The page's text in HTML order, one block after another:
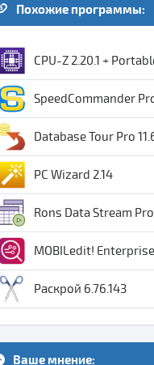
Похожие программы:
CPU-Z 2.20.1 +
SpeedCommander
Database Tour Pro
PC Wizard 2.14
Rons Data Stream Pro
MOBILedit!
Раскрой 6.76.143
Ваше мнение: